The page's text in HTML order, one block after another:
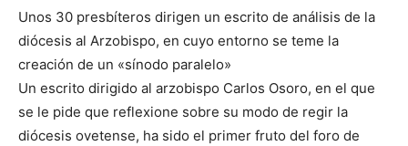
Unos 30 presbíteros dirigen un escrito de análisis de la
diócesis al Arzobispo, en cuyo entorno se teme la
creación de un «sínodo paralelo»
Un escrito dirigido al arzobispo Carlos Osoro, en el que
se le pide que reflexione sobre su modo de regir la
diócesis ovetense, ha sido el primer fruto del foro de